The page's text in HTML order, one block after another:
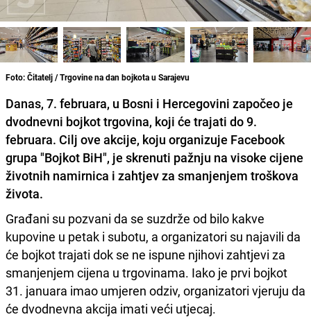
Foto: Čitatelj / Trgovine na dan bojkota u Sarajevu
Danas, 7. februara, u Bosni i Hercegovini započeo je
dvodnevni bojkot trgovina, koji će trajati do 9.
februara. Cilj ove akcije, koju organizuje Facebook
grupa "Bojkot BiH", je skrenuti pažnju na visoke cijene
životnih namirnica i zahtjev za smanjenjem troškova
života.
Građani su pozvani da se suzdrže od bilo kakve
kupovine u petak i subotu, a organizatori su najavili da
će bojkot trajati dok se ne ispune njihovi zahtjevi za
smanjenjem cijena u trgovinama. Iako je prvi bojkot
31. januara imao umjeren odziv, organizatori vjeruju da
će dvodnevna akcija imati veći utjecaj.